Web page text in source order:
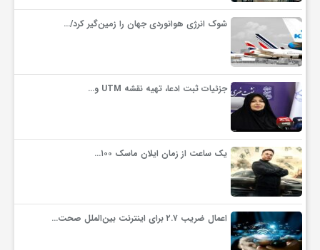
شوک انرژی هوانوردی جهان را زمین‌گیر کرد/…
جزئیات ثبت ادعا، تهیه نقشه UTM و…
یک ساعت از زمان ایلان ماسک ۱۰۰…
اعمال ضریب ۲.۷ برای اینترنت بین‌الملل صحت…